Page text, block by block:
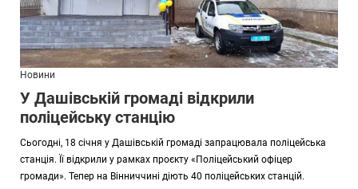
Новини
У Дашівській громаді відкрили
поліцейську станцію
Сьогодні, 18 січня у Дашівській громаді запрацювала поліцейська
станція. Її відкрили у рамках проєкту «Поліцейський офіцер
громади». Тепер на Вінниччині діють 40 поліцейських станцій.